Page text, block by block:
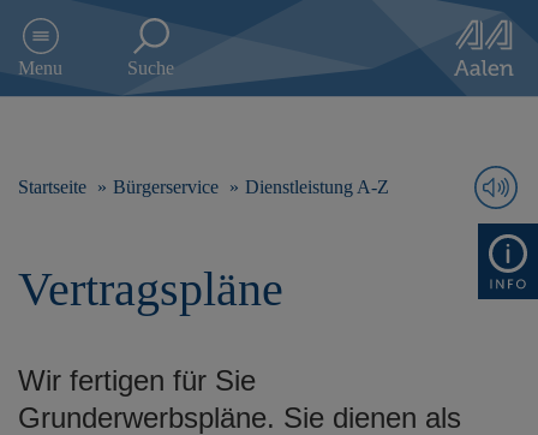
e
n
Menu Suche
Startseite Bürgerservice Dienstleistung A-Z
Vertragspläne
Wir fertigen für Sie
Grunderwerbspläne. Sie dienen als